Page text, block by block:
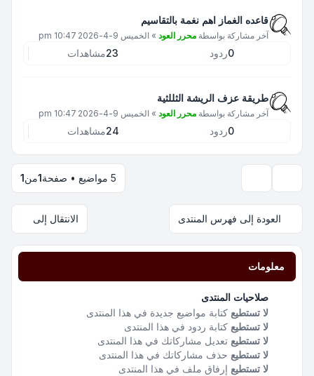
قاعده الغماز اهم نغمة بالتقاسيم
آخر مشاركة بواسطة محرر العود » الخميس 9-4-2026 10:47 pm
0ردود 23مشاهدات
طريقة عزف الريشة الثللثية
آخر مشاركة بواسطة محرر العود » الخميس 9-4-2026 10:47 pm
0ردود 24مشاهدات
5 مواضيع • صفحة 1من1
العودة إلى فهرس المنتدى الانتقال إلى
معلومات
صلاحيات المنتدى
لا تستطيع كتابة مواضيع جديدة في هذا المنتدى
لا تستطيع كتابة ردود في هذا المنتدى
لا تستطيع تعديل مشاركاتك في هذا المنتدى
لا تستطيع حذف مشاركاتك في هذا المنتدى
لا تستطيع إرفاق ملف في هذا المنتدى